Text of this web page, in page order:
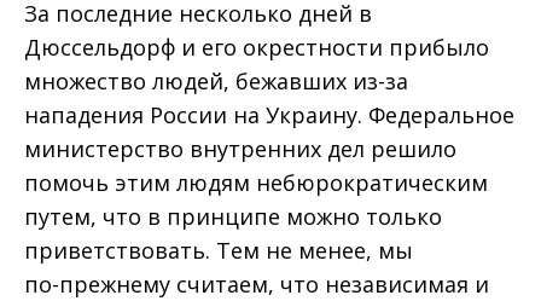
За последние несколько дней в
Дюссельдорф и его окрестности прибыло
множество людей, бежавших из-за
нападения России на Украину. Федеральное
министерство внутренних дел решило
помочь этим людям небюрократическим
путем, что в принципе можно только
приветствовать. Тем не менее, мы
по-прежнему считаем, что независимая и